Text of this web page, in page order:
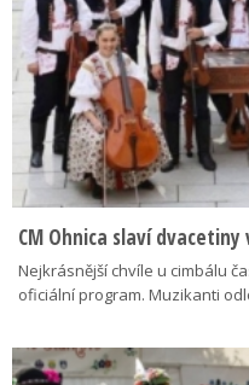
CM Ohnica slaví
Nejkrásnější chvíle u cimbálu
oficiální program. Muzikanti